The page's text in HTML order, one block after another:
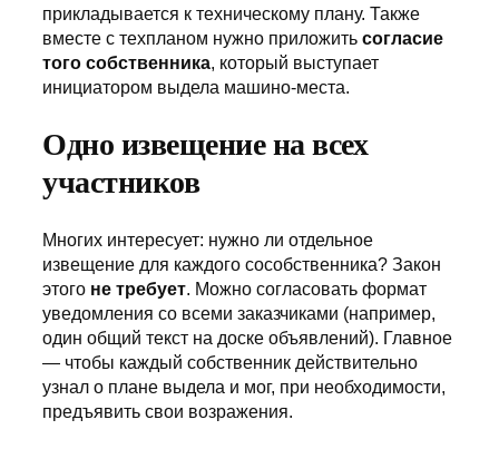
прикладывается к техническому плану. Также
вместе с техпланом нужно приложить согласие
того собственника, который выступает
инициатором выдела машино-места.
Одно извещение на всех
участников
Многих интересует: нужно ли отдельное
извещение для каждого сособственника? Закон
этого не требует. Можно согласовать формат
уведомления со всеми заказчиками (например,
один общий текст на доске объявлений). Главное
— чтобы каждый собственник действительно
узнал о плане выдела и мог, при необходимости,
предъявить свои возражения.